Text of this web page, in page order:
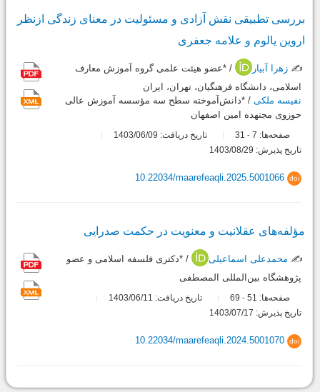
بررسی تطبیقی نقش آزادی و مسئولیت در معنای زندگی ازنظر
اروین یالوم و علامه جعفری
✍️ زهرا آبیار
/ *عضو هیئت علمی گروه آموزش معارف
اسلامی، دانشگاه فرهنگیان، تهران، ایران
نفیسه ملکی / *دانش‌آموخته سطح سه مؤسسه آموزش عالی
حوزوی مجتهده امین اصفهان
صفحه‌ها: 7
-
تاریخ دریافت: 1403/06/09
تاریخ پذیرش: 1403/08/29
doi
10.22034/maarefeaqli.2025.5001066
مؤلفه‌های عقلانیت و معنویت در حکمت صدرایی
✍️ محمدعلی اسماعیلی
/ *دکتری فلسفه اسلامی و عضو
پژوهشگاه بین‌المللی المصطفی
صفحه‌ها: 51
-
تاریخ دریافت: 1403/06/11
تاریخ پذیرش: 1403/07/17
doi
10.22034/maarefeaqli.2024.5001070